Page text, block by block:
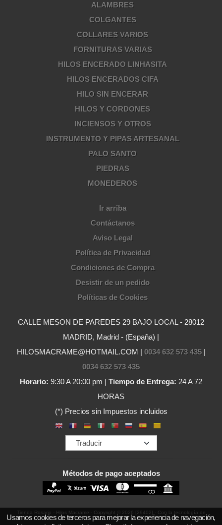
ALAMBRES
COLGANTES
COLLARES VARIOS
FORNITURAS VARIAS
HILOS ENCERADO LINHASITA
HILOS ENCERADOS CIFA
HILO SIN ENCERAR
HILOS Y CORDONES
INCIENSOS Y OTROS
INSTRUMENTO Y PIPAS ARTESANAL
PALO SANTO
PIEDRAS
MONEDEROS
Ir arriba
Contáctanos
Aviso Legal
Política de Privacidad
Condiciones de Compra
Desistir de un pedido
Políticas de Cookies
CALLE MESON DE PAREDES 29 BAJO LOCAL - 28012
MADRID, Madrid - (España) |
HILOSMACRAME@HOTMAIL.COM | 0034 632 573 435|
0034 632 573 435
Horario: 9:30 A 20:00 pm | Tiempo de Entrega: 24 A 72
HORAS
(*) Precios sin Impuestos incluidos
Métodos de pago aceptados
Tienda Rosario - Hilos Macrame - Copyright © 2026 [29402] - Con la tecnología de
Usamos cookies de terceros para mejorar la experiencia de navegación,